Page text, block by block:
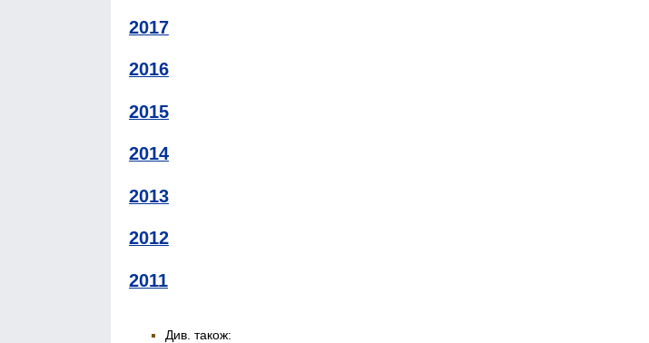
2017
2016
2015
2014
2013
2012
2011
Див. також: